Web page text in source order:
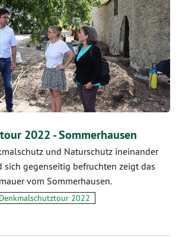
2022 - Sommerhausen
und Naturschutz ineinander
gegenseitig befruchten zeigt das
vom Sommerhausen.
Denkmalschutztour 2022